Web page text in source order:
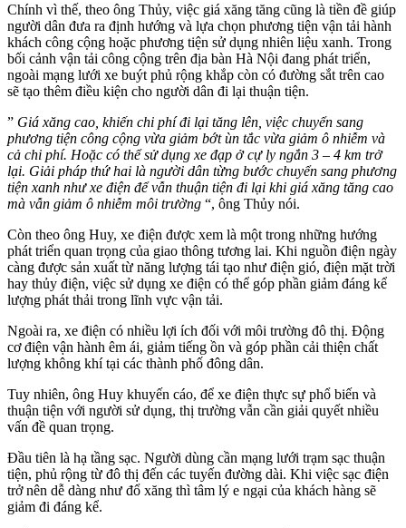
Chính vì thế, theo ông Thủy, việc giá xăng tăng cũng là tiền đề giúp
người dân đưa ra định hướng và lựa chọn phương tiện vận tải hành
khách công cộng hoặc phương tiện sử dụng nhiên liệu xanh. Trong
bối cảnh vận tải công cộng trên địa bàn Hà Nội đang phát triển,
ngoài mạng lưới xe buýt phủ rộng khắp còn có đường sắt trên cao
sẽ tạo thêm điều kiện cho người dân đi lại thuận tiện.
” Giá xăng cao, khiến chi phí đi lại tăng lên, việc chuyển sang
phương tiện công cộng vừa giảm bớt ùn tắc vừa giảm ô nhiễm và
cả chi phí. Hoặc có thể sử dụng xe đạp ở cự ly ngắn 3 – 4 km trở
lại. Giải pháp thứ hai là người dân từng bước chuyển sang phương
tiện xanh như xe điện để vẫn thuận tiện đi lại khi giá xăng tăng cao
mà vẫn giảm ô nhiễm môi trường “, ông Thủy nói.
Còn theo ông Huy, xe điện được xem là một trong những hướng
phát triển quan trọng của giao thông tương lai. Khi nguồn điện ngày
càng được sản xuất từ năng lượng tái tạo như điện gió, điện mặt trời
hay thủy điện, việc sử dụng xe điện có thể góp phần giảm đáng kể
lượng phát thải trong lĩnh vực vận tải.
Ngoài ra, xe điện có nhiều lợi ích đối với môi trường đô thị. Động
cơ điện vận hành êm ái, giảm tiếng ồn và góp phần cải thiện chất
lượng không khí tại các thành phố đông dân.
Tuy nhiên, ông Huy khuyến cáo, để xe điện thực sự phổ biến và
thuận tiện với người sử dụng, thị trường vẫn cần giải quyết nhiều
vấn đề quan trọng.
Đầu tiên là hạ tầng sạc. Người dùng cần mạng lưới trạm sạc thuận
tiện, phủ rộng từ đô thị đến các tuyến đường dài. Khi việc sạc điện
trở nên dễ dàng như đổ xăng thì tâm lý e ngại của khách hàng sẽ
giảm đi đáng kể.